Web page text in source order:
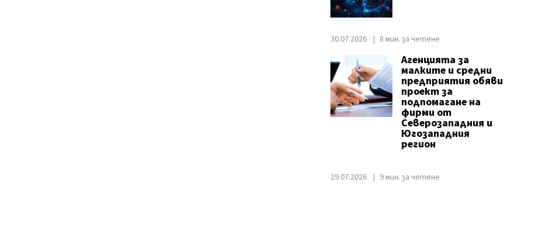
30.07.2026 8 мин. за четене
Агенцията за
малките и средни
предприятия обяви
проект за
подпомагане на
фирми от
Северозападния и
Югозападния
регион
29.07.2026 9 мин. за четене